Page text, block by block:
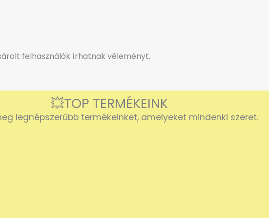
felhasználók írhatnak véleményt.
💥TOP TERMÉKEINK
legnépszerűbb termékeinket, amelyeket mindenki szeret.